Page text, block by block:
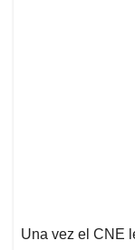
Una vez el CNE